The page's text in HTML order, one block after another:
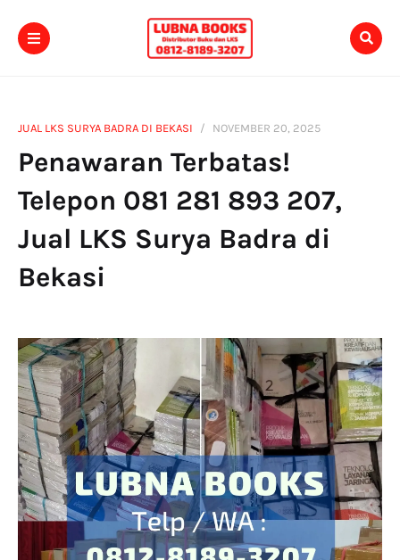
JUAL LKS SURYA BADRA DI BEKASI NOVEMBER 20, 2025
Penawaran Terbatas!
Telepon 081 281 893 207,
Jual LKS Surya Badra di
Bekasi